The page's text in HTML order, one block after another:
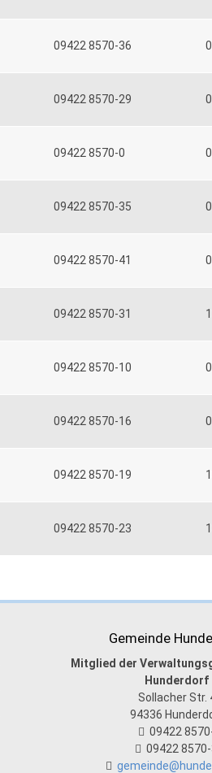
09422 8570-36
09422 8570-29
09422 8570-0
09422 8570-35
09422 8570-41
09422 8570-31
09422 8570-10
09422 8570-16
09422 8570-19
09422 8570-23
Gemeinde
Mitglied der
Hunderdorf
Sollacher Str.
94336
09422
09422